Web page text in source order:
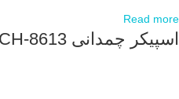
Read more
اسپیکر چمدانی CH-8613